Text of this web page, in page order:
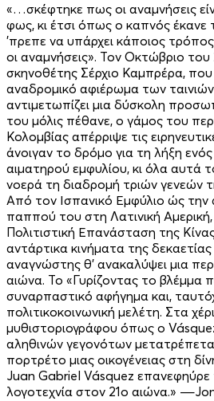
«…σκέφτηκε πως οι αναμνήσεις
φως, κι έτσι όπως ο καπνός έκανε
’πρεπε να υπάρχει κάποιος
οι αναμνήσεις». Τον Οκτώβριο
σκηνοθέτης Σέρχιο Καμπρέρα, που
αναδρομικό αφιέρωμα των
αντιμετωπίζει μια δύσκολη
του μόλις πέθανε, ο γάμος του
Κολομβίας απέρριψε τις
άνοιγαν το δρόμο για τη λήξη
αιματηρού εμφυλίου, κι όλα αυτά
νοερά τη διαδρομή τριών γενεών
Από τον Ισπανικό Εμφύλιο ώς την
παππού του στη Λατινική
Πολιτιστική Επανάσταση της
αντάρτικα κινήματα της
αναγνώστης θ’ ανακαλύψει μια
αιώνα. Το «Γυρίζοντας το βλέμμα
συναρπαστικό αφήγημα και,
πολιτικοκοινωνική μελέτη. Στα
μυθιστοριογράφου όπως ο
αληθινών γεγονότων
πορτρέτο μιας οικογένειας στη
Juan Gabriel Vásquez επανεφηύρε
λογοτεχνία στον 21o αιώνα.»